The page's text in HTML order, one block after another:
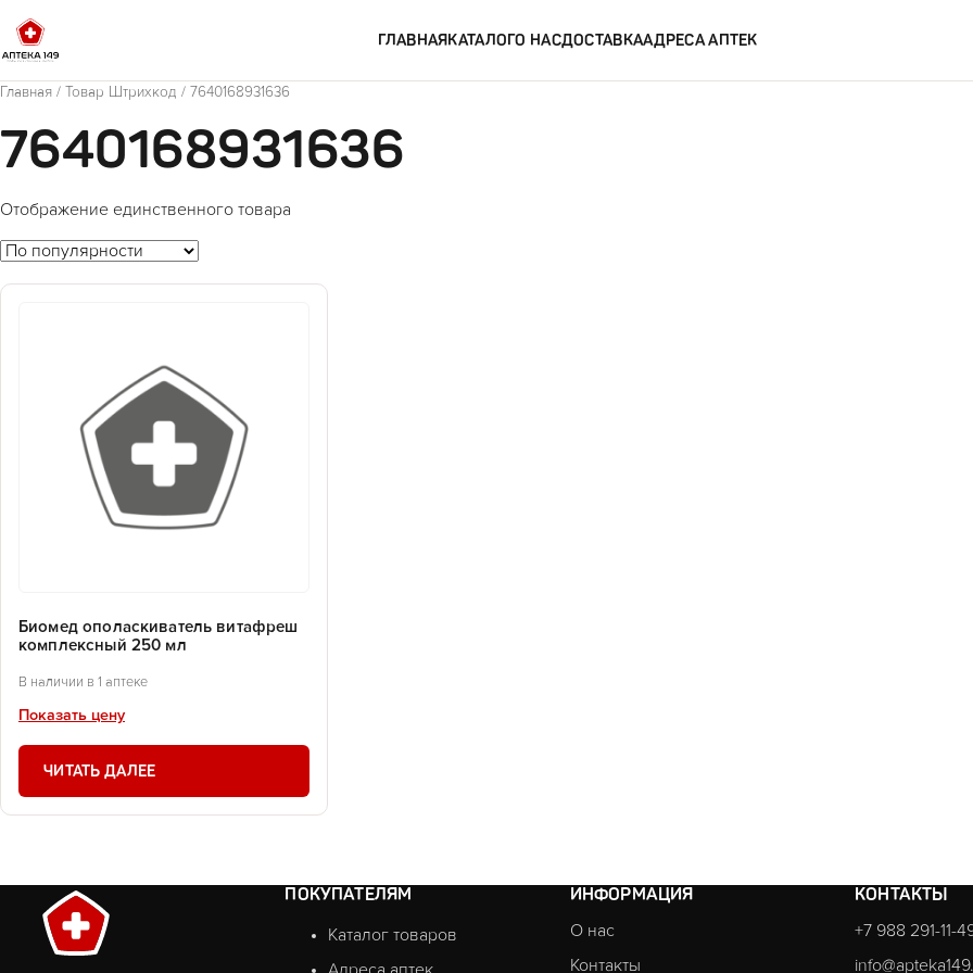
ГЛАВНАЯКАТАЛОГО НАСДОСТАВКААДРЕСА АПТЕК
Главная / Товар Штрихкод / 7640168931636
7640168931636
Отображение единственного товара
Биомед ополаскиватель витафреш
комплексный 250 мл
В наличии в 1 аптеке
Показать цену
ЧИТАТЬ ДАЛЕЕ
ПОКУПАТЕЛЯМ
Каталог товаров
Адреса аптек
ИНФОРМАЦИЯ
О нас
Контакты
КОНТАКТЫ
+7 988 291-11-